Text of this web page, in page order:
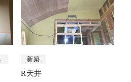
新築
R天井